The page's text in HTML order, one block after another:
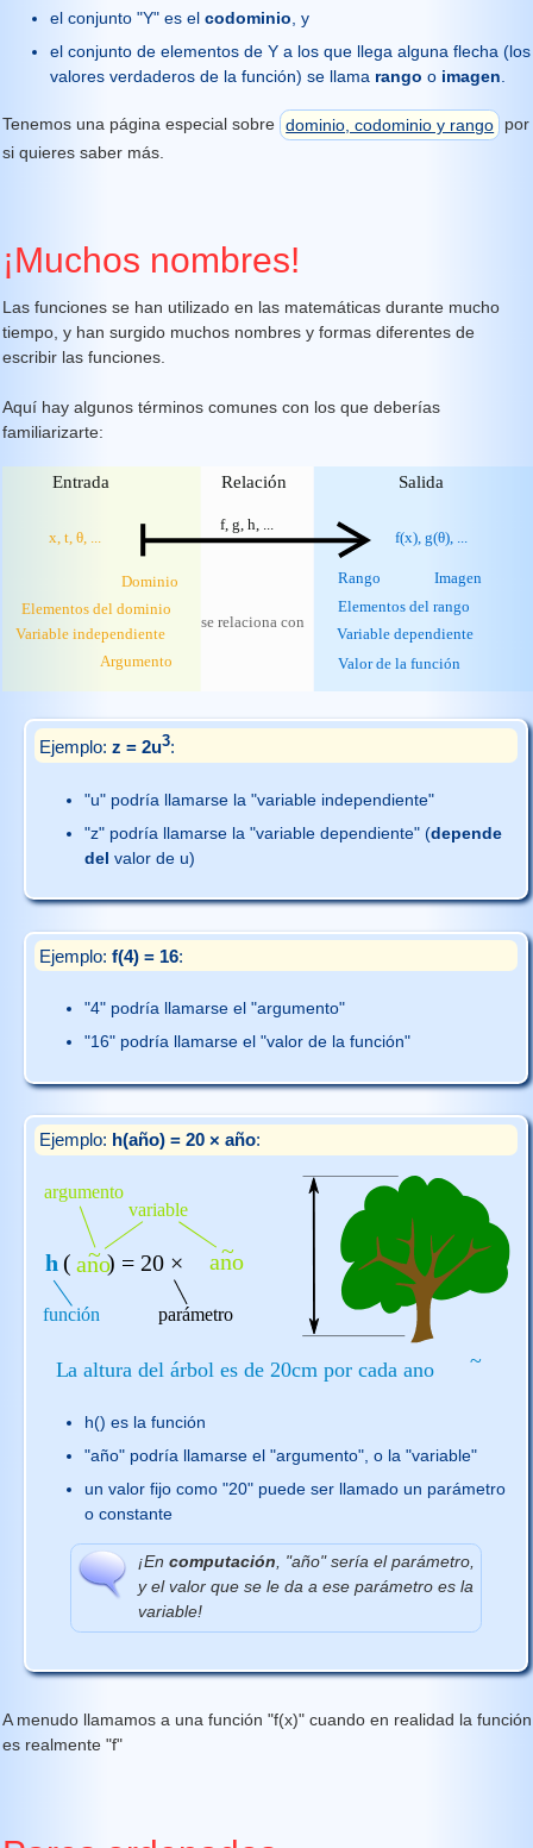
el conjunto "Y" es el codominio , y
el conjunto de elementos de Y a los que llega alguna flecha (los
valores verdaderos de la función) se llama rango o imagen
Tenemos una página especial sobre dominio, codominio y rango
por
si quieres saber más.
¡Muchos nombres!
Las funciones se han utilizado en las matemáticas durante mucho
tiempo, y han surgido muchos nombres y formas diferentes de
escribir las funciones.
Aquí hay algunos términos comunes con los que deberías
familiarizarte:
Ejemplo:z = 2u3:
"u" podría llamarse la "variable independiente"
"z" podría llamarse la "variable dependiente" (depende
del valor de u)
Ejemplo:f(4) = 16:
"4" podría llamarse el "argumento"
"16" podría llamarse el "valor de la función"
Ejemplo: h(año) = 20 × año:
h() es la función
"año" podría llamarse el "argumento", o la "variable"
un valor fijo como "20" puede ser llamado un parámetro
o constante
¡En computación, "año" sería el parámetro,
y el valor que se le da a ese parámetro es la
variable!
A menudo llamamos a una función "f(x)" cuando en realidad la función
es realmente "f"